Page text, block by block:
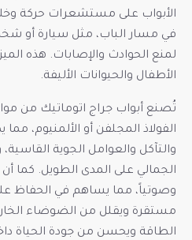
الأبواب على مستشعرات حركة
في مسار الباب، مثل سيارة أو
لمنع الحوادث والإصابات. هذه
الأطفال والحيوانات الأليفة.
تُصنع أبواب جراج اتوماتيك من
الفولاذ المجلفن أو الألمنيوم،
والتآكل والعوامل الجوية
الجمالي على المدى الطويل. كما أن
وصوتياً، مما يساهم في الحفاظ
مستقرة ويقلل من الضوضاء
الطاقة ويحسن من جودة الحياة